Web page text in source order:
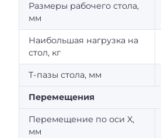
Размеры рабочего стола,
мм
Наибольшая нагрузка на
стол, кг
T-пазы стола, мм
Перемещения
Перемещение по оси X,
мм